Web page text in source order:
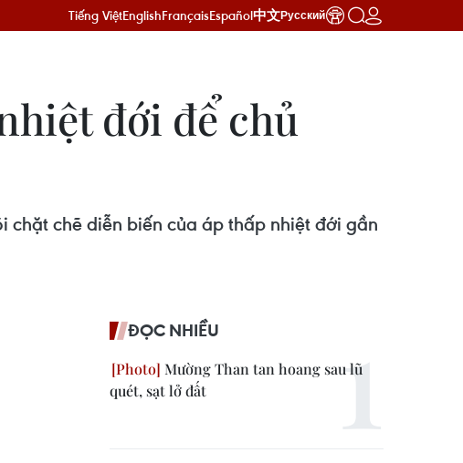
Tiếng ViệtEnglishFrançaisEspañol中文Русский
đới để chủ
chặt chẽ diễn biến của áp thấp nhiệt đới gần
ĐỌC NHIỀU
Mường Than tan hoang sau lũ
quét, sạt lở đất